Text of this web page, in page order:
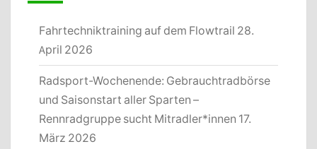
Fahrtechniktraining auf dem Flowtrail 28.
April 2026
Radsport-Wochenende: Gebrauchtradbörse
und Saisonstart aller Sparten –
Rennradgruppe sucht Mitradler*innen 17.
März 2026